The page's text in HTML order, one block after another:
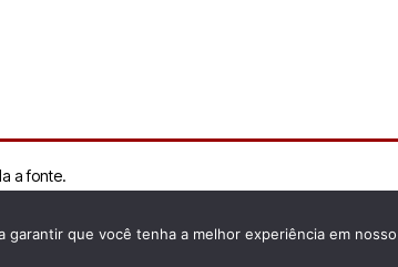
a fonte.
garantir que você tenha a melhor experiência em